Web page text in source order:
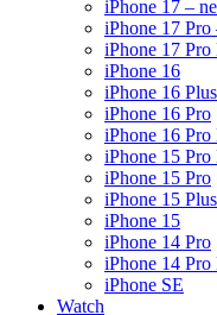
iPhone 17 –
iPhone 17 Pro
iPhone 17
iPhone 16
iPhone 16 Plus
iPhone 16 Pro
iPhone 16 Pro
iPhone 15 Pro
iPhone 15 Pro
iPhone 15 Plus
iPhone 15
iPhone 14 Pro
iPhone 14 Pro
iPhone SE
Watch